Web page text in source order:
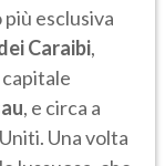
esclusiva
Caraibi,
capitale
, e circa a
Una volta